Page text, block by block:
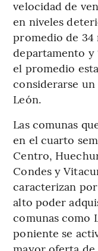
velocidad de
en niveles
promedio de 34
departamento y
el promedio
considerarse un
León.
Las comunas
en el cuarto
Centro,
Condes y
caracterizan
alto poder
comunas como
poniente se
mayor oferta